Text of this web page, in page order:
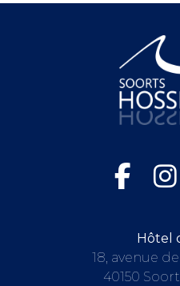
Hôtel
18, avenue
40150